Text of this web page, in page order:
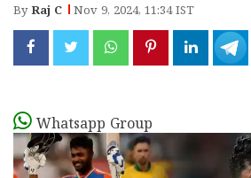
ByRaj C Nov 9, 2024, 11:34 IST
Whatsapp Group